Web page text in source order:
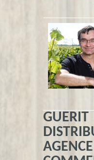
GUERIT
AGENCE